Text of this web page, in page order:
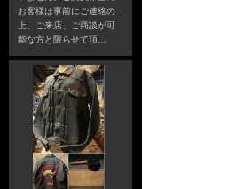
お客様は事前にご連絡の
上、ご来店、ご商談が可
能な方と限らせて頂…